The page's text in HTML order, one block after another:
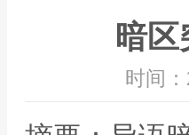
暗区
时间